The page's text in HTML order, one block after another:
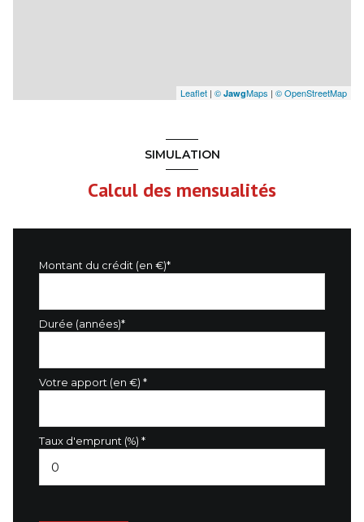
Leaflet | © JawgMaps | © OpenStreetMap
SIMULATION
Calcul des mensualités
Montant du crédit (en €)*
Durée (années)*
Votre apport (en €) *
Taux d'emprunt (%) *